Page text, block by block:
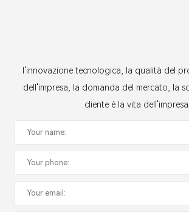
l'innovazione tecnologica, la qualità del
dell'impresa, la domanda del mercato, la
cliente è la vita dell'impresa